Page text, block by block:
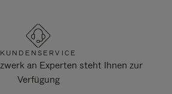
KUNDENSERVICE
an Experten steht Ihnen zur
Verfügung